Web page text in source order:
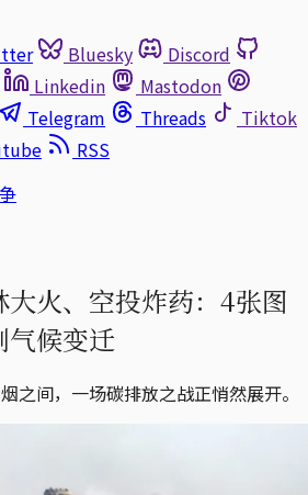
Bluesky
Discord
Linkedin
Mastodon
Telegram Threads
Tiktok
RSS
大火、空投炸药：4张图
候变迁
之间，一场碳排放之战正悄然展开。